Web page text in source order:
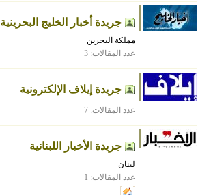
جريدة أخبار الخليج البحرينية
مملكة البحرين
عدد المقالات: 3
جريدة إيلاف الإلكترونية
عدد المقالات: 7
جريدة الأخبار اللبنانية
لبنان
عدد المقالات: 1